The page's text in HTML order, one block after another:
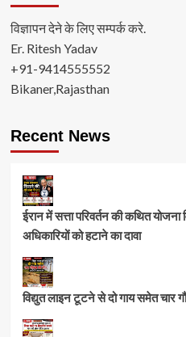
विज्ञापन देने के लिए सम्पर्क करे.
Er. Ritesh Yadav
+91-9414555552
Bikaner,Rajasthan
Recent News
ईरान में सत्ता परिवर्तन की कथित योजना
अधिकारियों को हटाने का दावा
विद्युत लाइन टूटने से दो गाय समेत चार